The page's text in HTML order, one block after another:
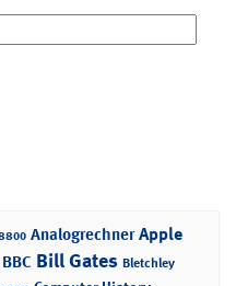
Analogrechner Apple
BBC Bill Gates Bletchley